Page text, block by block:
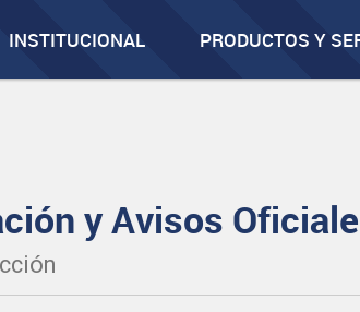
INSTITUCIONAL PRODUCTOS Y
y Avisos